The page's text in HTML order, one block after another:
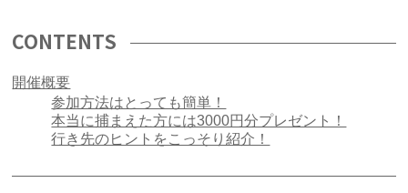
CONTENTS
開催概要
参加方法はとっても簡単！
本当に捕まえた方には3000円分プレゼント！
行き先のヒントをこっそり紹介！